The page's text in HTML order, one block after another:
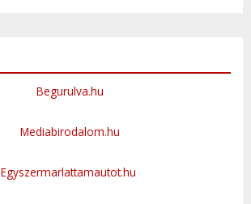
Begurulva.hu
Mediabirodalom.hu
Egyszermarlattamautot.hu